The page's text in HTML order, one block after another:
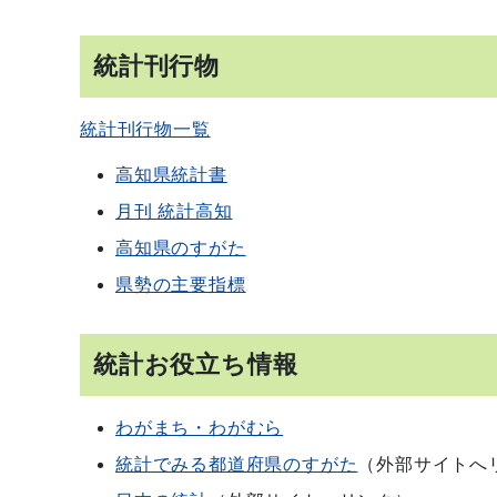
統計刊行物
統計刊行物一覧
高知県統計書
月刊 統計高知
高知県のすがた
県勢の主要指標
統計お役立ち情報
わがまち・わがむら
統計でみる都道府県のすがた
（外部サイトへ